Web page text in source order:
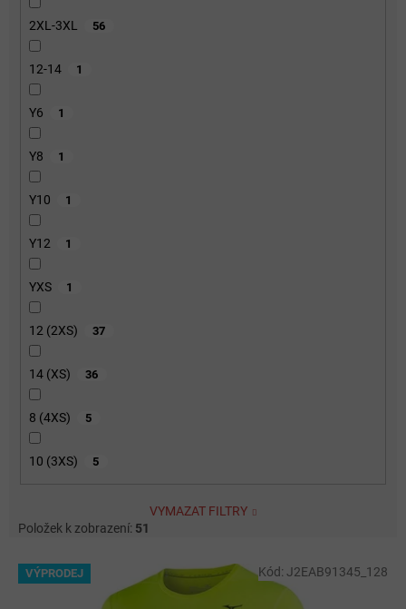
2XL-3XL 56
12-14 1
Y6 1
Y8 1
Y10 1
Y12 1
YXS 1
12 (2XS) 37
14 (XS) 36
8 (4XS) 5
10 (3XS) 5
VYMAZAT FILTRY
Položek k zobrazení: 51
V VÝPRODEJ Kód: J2EAB91345_128